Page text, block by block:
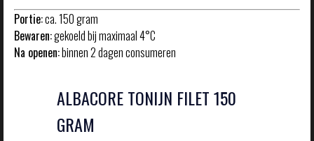
Portie:ca. 150 gram
Bewaren:gekoeld bij maximaal 4°C
Na openen:binnen 2 dagen consumeren
ALBACORE TONIJN FILET 150
GRAM